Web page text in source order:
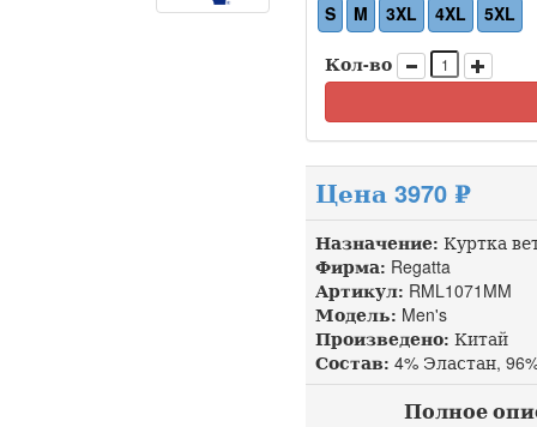
S M 3XL 4XL 5XL
Кол-во
Цена 3970 ₽
Назначение: Куртка
Фирма: Regatta
Артикул: RML1071MM
Модель: Men's
Произведено: Китай
Состав: 4% Эластан,
Полное